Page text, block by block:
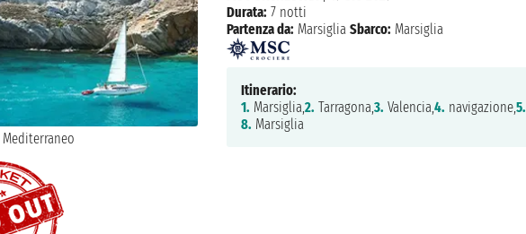
Durata: 7 notti
Partenza da: Marsiglia Sbarco: Marsiglia
Itinerario:
1. Marsiglia,2. Tarragona,3. Valencia,4. navigazione,5.
8. Marsiglia